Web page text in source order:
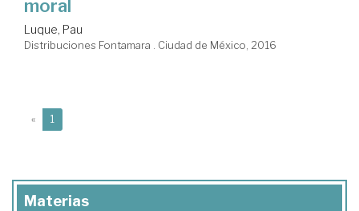
moral
Luque, Pau
Distribuciones Fontamara . Ciudad de México, 2016
« 1
Materias